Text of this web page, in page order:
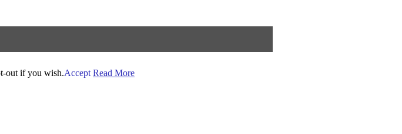
out if you wish.Accept Read More